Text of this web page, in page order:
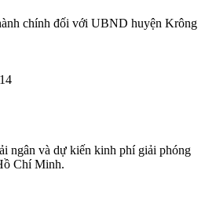
chính đối với UBND huyện Krông
ngân và dự kiến kinh phí giải phóng
Chí Minh.